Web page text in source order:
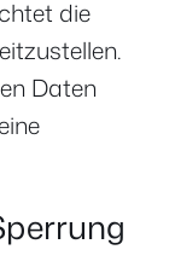
die
Daten